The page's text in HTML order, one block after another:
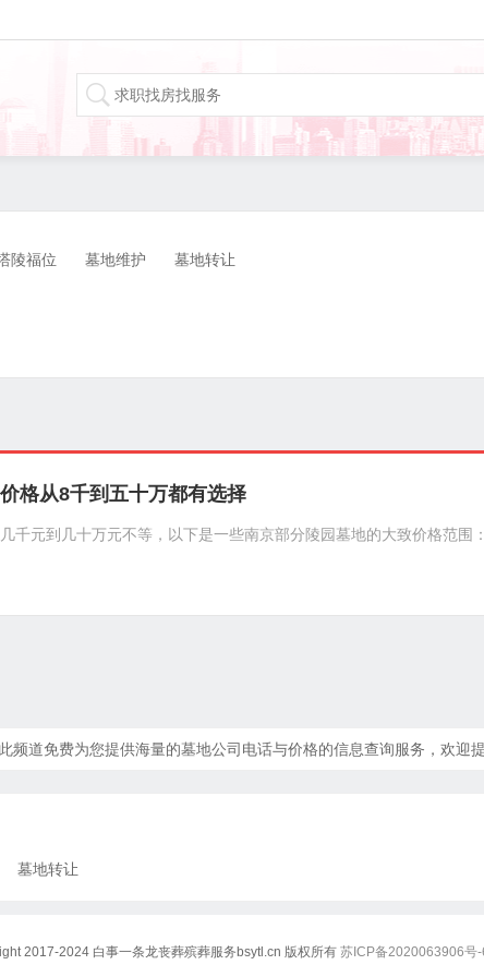
陵福位 墓地维护 墓地转让
格从8千到五十万都有选择
千元到几十万元不等，以下是一些南京部分陵园墓地的大致价格范
频道免费为您提供海量的墓地公司电话与价格的信息查询服务，欢迎
墓地转让
2017-2024 白事一条龙丧葬殡葬服务bsytl.cn 版权所有 苏ICP备2020063906号-